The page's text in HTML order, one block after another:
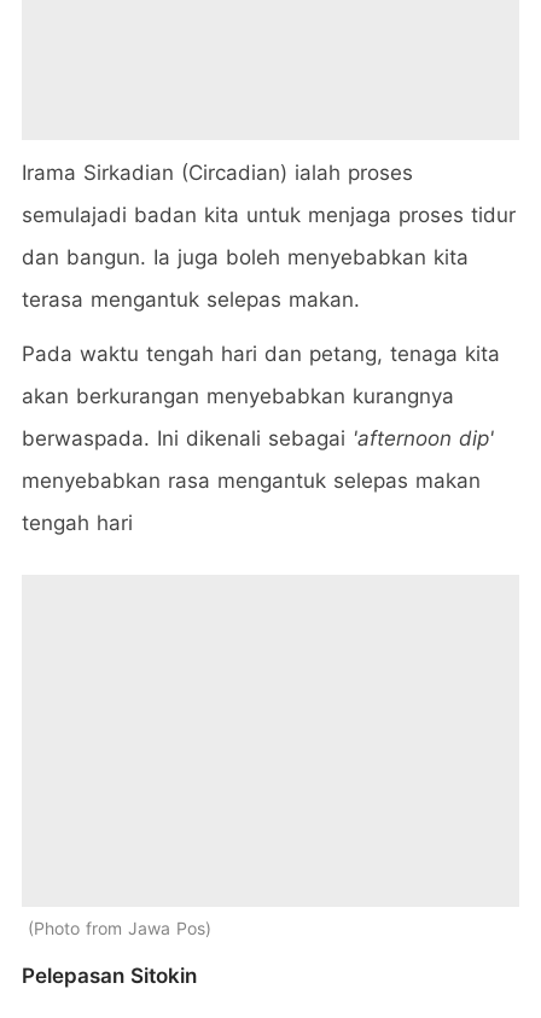
Irama Sirkadian (Circadian) ialah proses
semulajadi badan kita untuk menjaga proses tidur
dan bangun. Ia juga boleh menyebabkan kita
terasa mengantuk selepas makan.
Pada waktu tengah hari dan petang, tenaga kita
akan berkurangan menyebabkan kurangnya
berwaspada. Ini dikenali sebagai 'afternoon dip'
menyebabkan rasa mengantuk selepas makan
tengah hari
Photo from Jawa Pos
Pelepasan Sitokin